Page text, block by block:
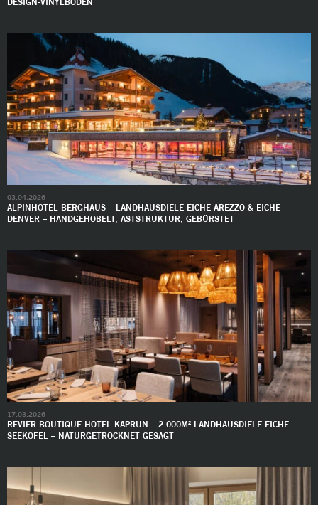
ALPINHOTEL BERGHAUS – LANDHAUSDIELE EICHE AREZZO & EICHE
DENVER – HANDGEHOBELT, ASTSTRUKTUR, GEBÜRSTET
03.04.2026
REVIER BOUTIQUE HOTEL KAPRUN – 2.000M² LANDHAUSDIELE EICHE
SEEKOFEL – NATURGETROCKNET GESÄGT
17.03.2026